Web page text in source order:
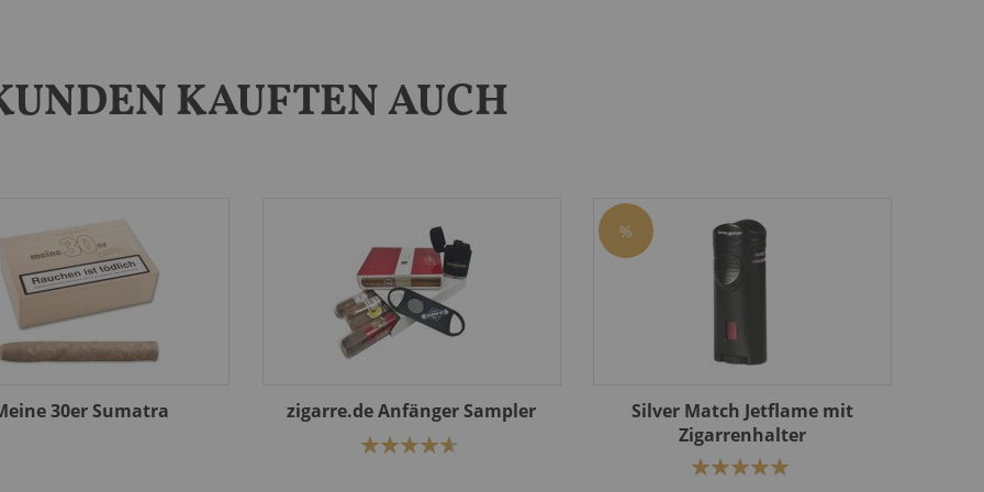
KAUFTEN AUCH
30er Sumatra zigarre.de Anfänger Sampler
Bewertung:
%
Silver Match Jetflame mit
Zigarrenhalter
Bewertung: